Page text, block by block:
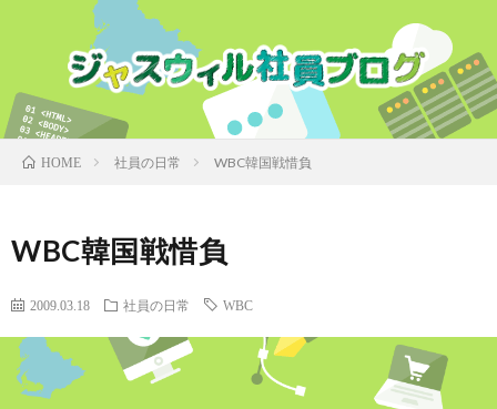
HOME 社員の日常 WBC韓国戦惜負
WBC韓国戦惜負
2009.03.18 社員の日常 WBC